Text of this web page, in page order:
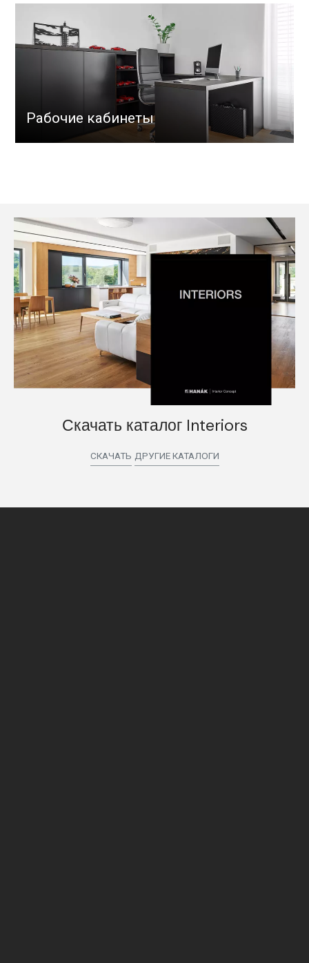
Рабочие кабинеты
Скачать каталог Interiors
СКАЧАТЬ ДРУГИЕ КАТАЛОГИ